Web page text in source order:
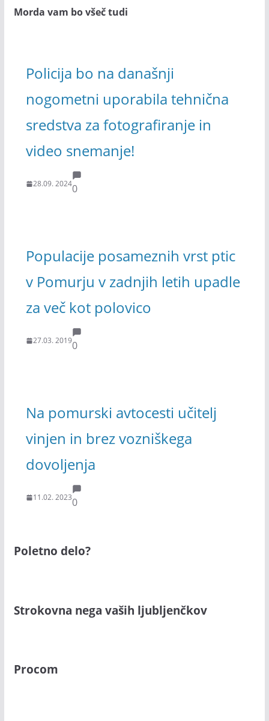
Morda vam bo všeč tudi
Policija bo na današnji
nogometni uporabila tehnična
sredstva za fotografiranje in
video snemanje!
28.09. 20240
Populacije posameznih vrst ptic
v Pomurju v zadnjih letih upadle
za več kot polovico
27.03. 20190
Na pomurski avtocesti učitelj
vinjen in brez vozniškega
dovoljenja
11.02. 20230
Poletno delo?
Strokovna nega vaših ljubljenčkov
Procom